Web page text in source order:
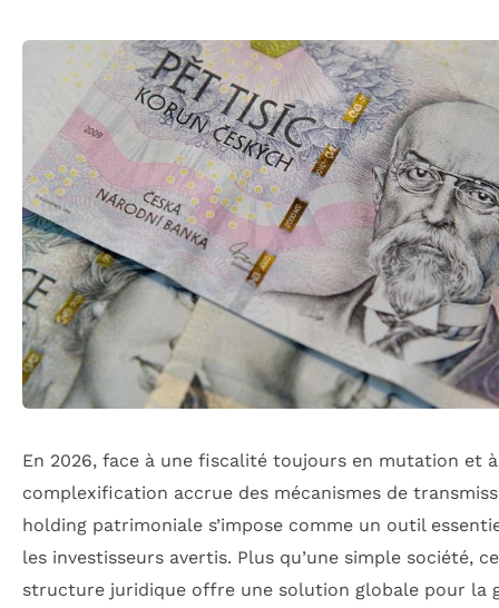
En 2026, face à une fiscalité toujours en mutation et
complexification accrue des mécanismes de
holding patrimoniale s’impose comme un outil
les investisseurs avertis. Plus qu’une simple société,
structure juridique offre une solution globale pour la